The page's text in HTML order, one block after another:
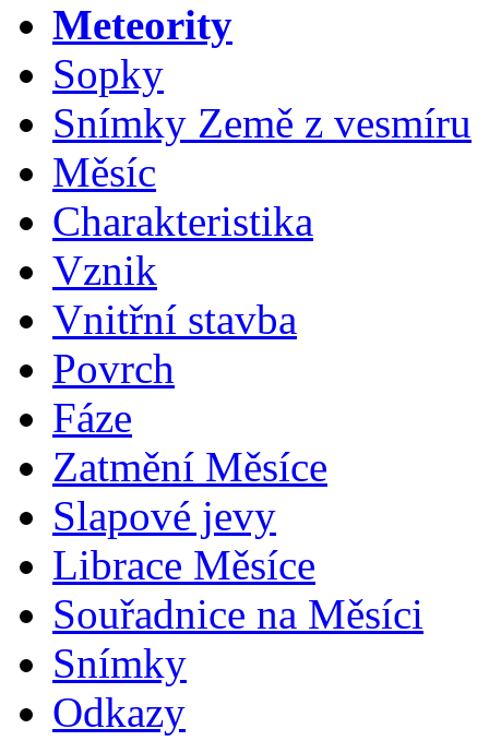
Meteority
Sopky
Snímky Země z vesmíru
Měsíc
Charakteristika
Vznik
Vnitřní stavba
Povrch
Fáze
Zatmění Měsíce
Slapové jevy
Librace Měsíce
Souřadnice na Měsíci
Snímky
Odkazy